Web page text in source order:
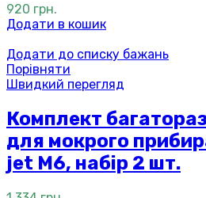
920 грн.
Додати в кошик
Додати до списку бажань
Порівняти
Швидкий перегляд
Комплект
для мокрого
jet M6, набір 2 шт.